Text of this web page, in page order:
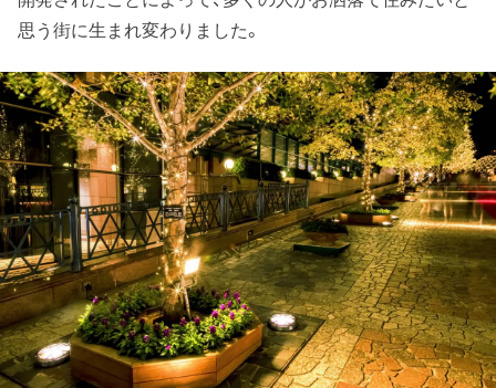
思う街に生まれ変わりました。